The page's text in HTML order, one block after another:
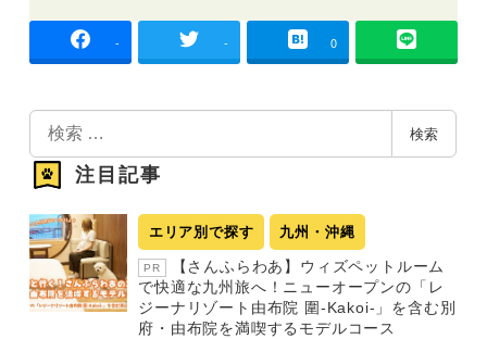
- - 0
索
検索
注目記事
エリア別で探す 九州・沖縄
PR
【さんふらわあ】ウィズペットルーム
で快適な九州旅へ！ニューオープンの「レ
ジーナリゾート由布院 圍-Kakoi-」を含む別
府・由布院を満喫するモデルコース